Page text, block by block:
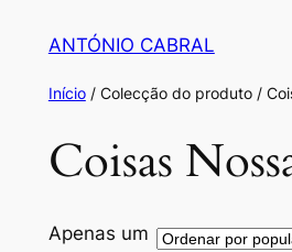
conteúdo
ANTÓNIO CABRAL
Início/ Colecção do produto /
Coisas
Apenas um